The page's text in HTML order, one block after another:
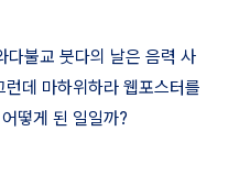
다불교 붓다의 날은 음력 사
런데 마하위하라 웹포스터를
어떻게 된 일일까?